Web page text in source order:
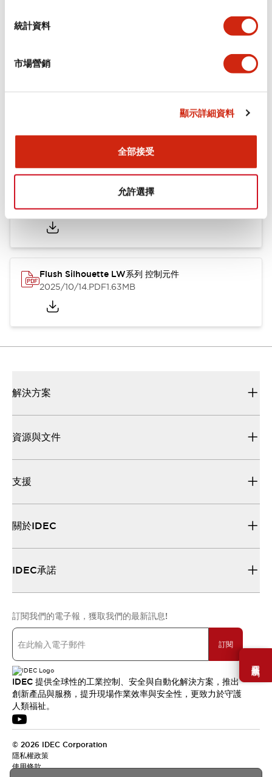
統計資料
市場營銷
顯示詳細資料
全部接受
允許選擇
需要幫助嗎？
安裝和安裝規範
認證與標準
Flush Silhouette LW系列 控制元件 (英文版)
2025/09/19.PDF1.23MB
Flush Silhouette LW系列 控制元件
2025/10/14.PDF1.63MB
解決方案
資源與文件
支援
關於IDEC
IDEC承諾
訂閱我們的電子報，獲取我們的最新訊息!
訂閱
IDEC 提供全球性的工業控制、安全與自動化解決方案，推出
創新產品與服務，提升現場作業效率與安全性，更致力於守護
人類福祉。
© 2026 IDEC Corporation
隱私權政策
使用條款